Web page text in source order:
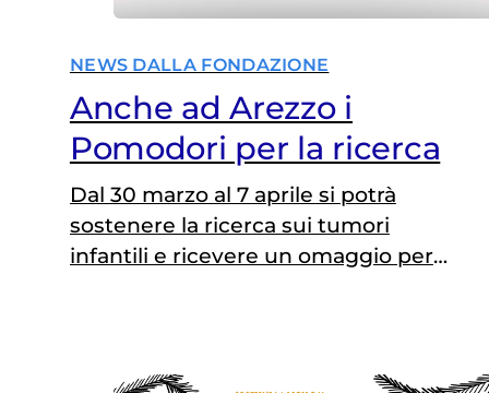
NEWS DALLA FONDAZIONE
Anche ad Arezzo i
Pomodori per la ricerca
Dal 30 marzo al 7 aprile si potrà
sostenere la ricerca sui tumori
infantili e ricevere un omaggio per